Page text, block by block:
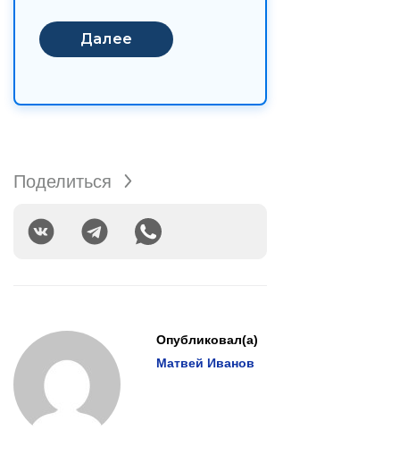
Поделиться
Опубликовал(а)
Матвей Иванов